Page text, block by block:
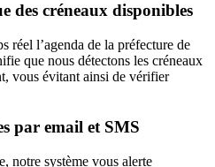
des créneaux disponibles
réel l’agenda de la préfecture de
que nous détectons les créneaux
vous évitant ainsi de vérifier
par email et SMS
notre système vous alerte